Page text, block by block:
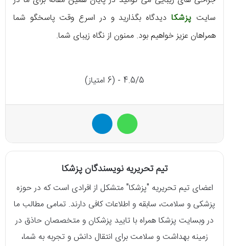
سایت پزشکا دیدگاه بگذارید و در اسرع وقت پاسخگو شما
همراهان عزیز خواهیم بود. ممنون از نگاه زیبای شما.
4.5/5 - (6 امتیاز)
واتس آپ
تیم تحریریه نویسندگان پزشکا
اعضای تیم تحریریه "پزشکا" متشکل از افرادی است که در حوزه
پزشکی و سلامت، سابقه و اطلاعات کافی دارند. تمامی مطالب ما
در وبسایت پزشکا همراه با تایید پزشکان و متخصصان حاذق در
زمینه بهداشت و سلامت برای انتقال دانش و تجربه به شما،